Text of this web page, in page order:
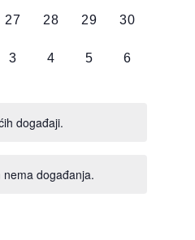
0
27
0
28
0
29
0
30
0
3
0
4
0
5
0
6
događaji.
događanja.